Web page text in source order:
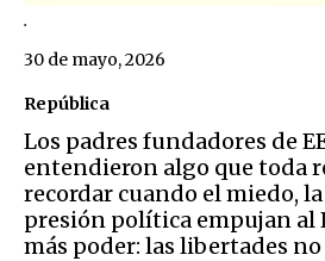
.
República
30 de mayo, 2026
Los padres fundadores de
entendieron algo que toda
recordar cuando el miedo,
presión política empujan al
más poder: las libertades